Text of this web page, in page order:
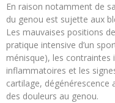
En raison notamment de
du genou est sujette aux
Les mauvaises positions
pratique intensive d’un
ménisque), les contraintes
inflammatoires et les
cartilage, dégénérescence
des douleurs au genou.